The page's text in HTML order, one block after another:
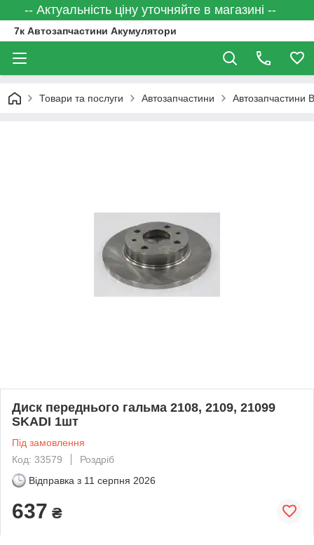
-- Актуальність ціну уточняйте в магазині --
7к Автозапчастини Акумулятори
Товари та послуги Автозапчастини Автозапчастини
Диск переднього гальма 2108, 2109, 21099
SKADI 1шт
Під замовлення
Код: 33579
Роздріб
Відправка з 11 серпня 2026
637 ₴